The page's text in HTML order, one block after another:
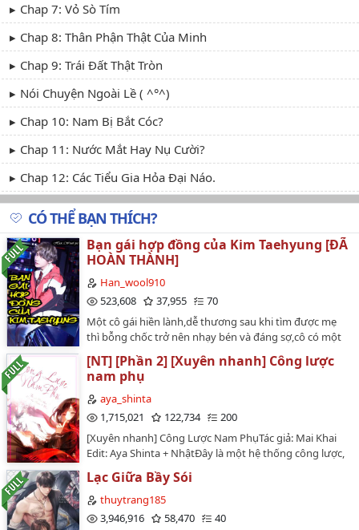
Chap 7: Vỏ Sò Tím
Chap 8: Thân Phận Thật Của Minh
Chap 9: Trái Đất Thật Tròn
Nói Chuyện Ngoài Lề ( ^°^)
Chap 10: Nam Bị Bắt Cóc?
Chap 11: Nước Mắt Hay Nụ Cười?
Chap 12: Các Tiểu Gia Hỏa Đại Náo.
CÓ THỂ BẠN THÍCH?
Bạn gái hợp đồng của Kim Taehyung [ĐÃ
HOÀN THÀNH]
Han_wool910
523,608
37,955
70
Một cô gái hiền lành,dễ thương sau khi tìm được mẹ
thì bỗng chốc trở nên nhạy bén và đáng sợ,cô có một
tình yêu với anh nhưng việc cô là vật thí nghiệm tiếp
theo đã khiến cho họ phải xa cách......…
[NT] [Phần 2] [Xuyên nhanh] Công lược
nam phụ
aya_shinta
1,715,021
122,734
200
[Xuyên nhanh] Công Lược Nam PhụTác giả: Mai Khai
Edit: Aya Shinta + NhậtĐây là một hệ thống công lược,
vì muốn trở thành người, đi công lược nam phụ trong
các thế giới tiểu thuyết.Một câu khái quát: Đây là câu
chuyện của một hệ thống trên con đường trở thành
nhân loại.Aya: Chào mừng đến với phần 2 *tung
Lạc Giữa Bầy Sói
thuytrang185
3,946,916
58,470
40